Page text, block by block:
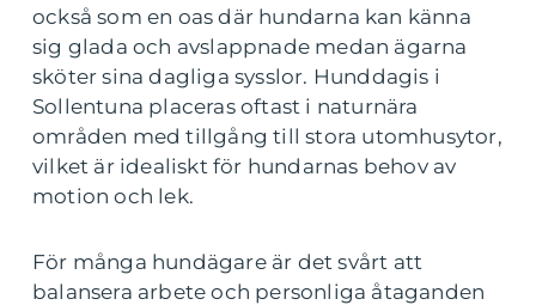
också som en oas där hundarna kan känna
sig glada och avslappnade medan ägarna
sköter sina dagliga sysslor. Hunddagis i
Sollentuna placeras oftast i naturnära
områden med tillgång till stora utomhusytor,
vilket är idealiskt för hundarnas behov av
motion och lek.
För många hundägare är det svårt att
balansera arbete och personliga åtaganden